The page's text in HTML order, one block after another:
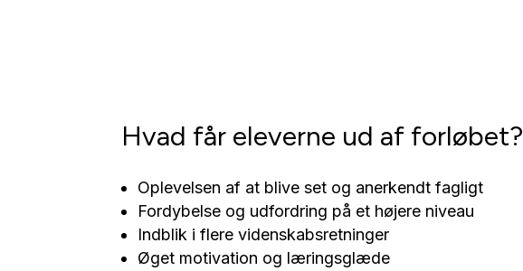
Hvad får eleverne ud af forløbet?
Oplevelsen af at blive set og anerkendt fagligt
Fordybelse og udfordring på et højere niveau
Indblik i flere videnskabsretninger
Øget motivation og læringsglæde